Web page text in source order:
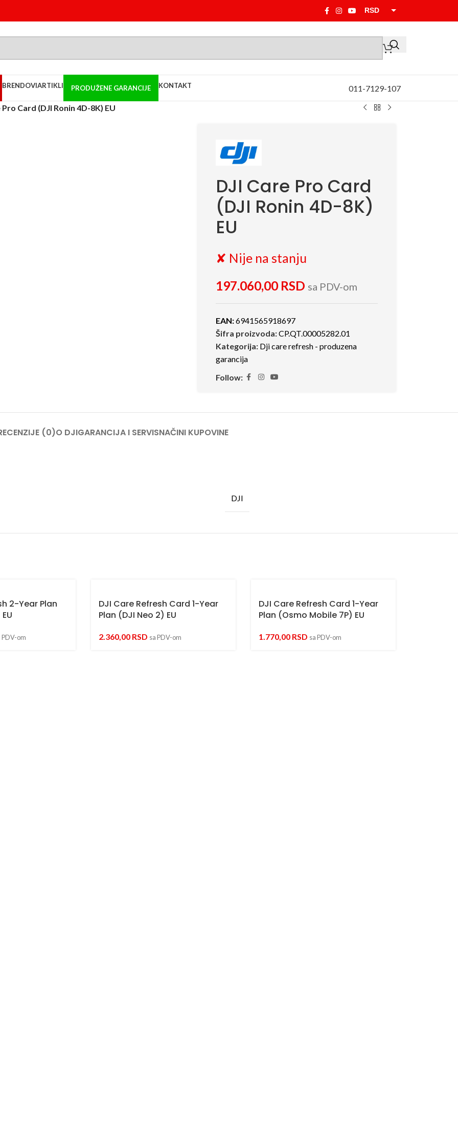
RSD
BRENDOVIARTIKLI PRODUŽENE GARANCIJE KONTAKT 011-7129-107
Pro Card (DJI Ronin 4D-8K) EU
DJI Care Pro Card
(DJI Ronin 4D-8K)
EU
✘ Nije na stanju
197.060,00 RSD sa PDV-om
EAN:6941565918697
Šifra proizvoda:CP.QT.00005282.01
Kategorija: Dji care refresh - produzena
garancija
Follow:
(0)O DJIGARANCIJA I SERVISNAČINI KUPOVINE
DJI
2-Year Plan
PDV-om
DJI Care Refresh Card 1-Year
Plan (DJI Neo 2) EU
2.360,00 RSD sa PDV-om
DJI Care Refresh Card 1-Year
Plan (Osmo Mobile 7P) EU
1.770,00 RSD sa PDV-om